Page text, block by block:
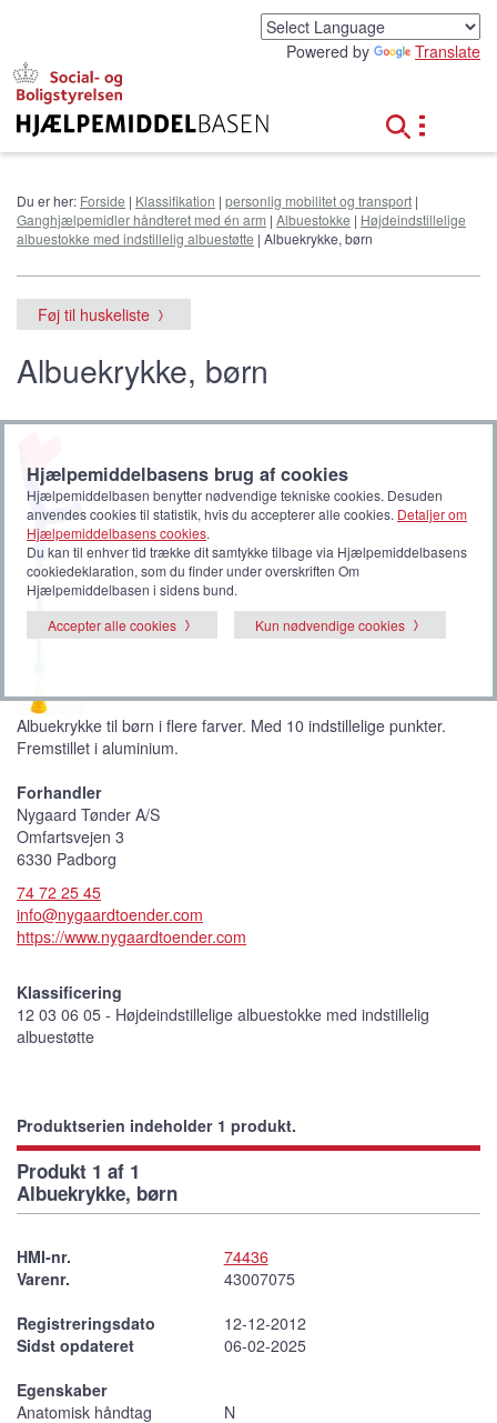
Powered by Translate
Du er her: Forside | Klassifikation | personlig mobilitet og transport |
Ganghjælpemidler håndteret med én arm | Albuestokke | Højdeindstillelige
albuestokke med indstillelig albuestøtte | Albuekrykke, børn
Føj til huskeliste
Albuekrykke, børn
Albuekrykke til børn i flere farver. Med 10 indstillelige punkter.
Fremstillet i aluminium.
Forhandler
Nygaard Tønder A/S
Omfartsvejen 3
6330 Padborg
74 72 25 45
info@nygaardtoender.com
https://www.nygaardtoender.com
Klassificering
12 03 06 05 - Højdeindstillelige albuestokke med indstillelig
albuestøtte
Produktserien indeholder 1 produkt.
Produkt 1 af 1
Albuekrykke, børn
HMI-nr.
74436
Varenr.
43007075
Registreringsdato
12-12-2012
Sidst opdateret
06-02-2025
Egenskaber
Anatomisk håndtag
N
Hjælpemiddelbasens brug af cookies
Hjælpemiddelbasen benytter nødvendige tekniske cookies. Desuden
anvendes cookies til statistik, hvis du accepterer alle cookies. Detaljer om
Hjælpemiddelbasens cookies.
Du kan til enhver tid trække dit samtykke tilbage via Hjælpemiddelbasens
cookiedeklaration, som du finder under overskriften Om
Hjælpemiddelbasen i sidens bund.
Accepter alle cookies
Kun nødvendige cookies